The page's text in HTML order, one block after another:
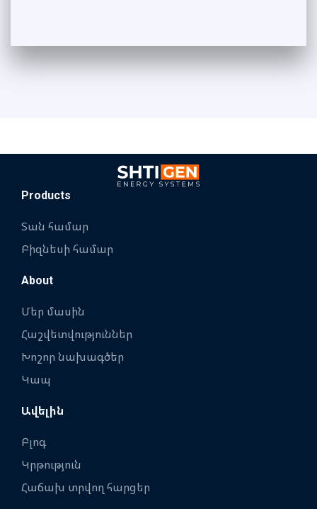
Products
Տան համար
Բիզնեսի համար
About
Մեր մասին
Հաշվետվություններ
Խոշոր նախագծեր
Կապ
Ավելին
Բլոգ
Կրթություն
Հաճախ տրվող հարցեր